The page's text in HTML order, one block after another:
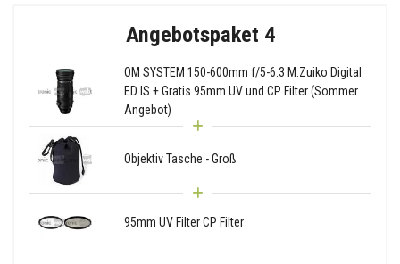
Angebotspaket 4
OM SYSTEM 150-600mm f/5-6.3 M.Zuiko Digital
ED IS + Gratis 95mm UV und CP Filter (Sommer
Angebot)
Objektiv Tasche - Groß
95mm UV Filter CP Filter